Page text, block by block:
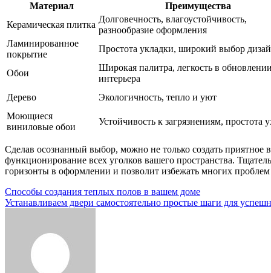
Материал
Преимущества
Керамическая плитка
Долговечность, влагоустойчивость,
разнообразие оформления
Ламинированное
покрытие
Простота укладки, широкий выбор
Обои
Широкая палитра, легкость в
интерьера
Дерево
Экологичность, тепло и уют
Моющиеся
виниловые обои
Устойчивость к загрязнениям, простота
Сделав осознанный выбор, можно не только создать приятное
функционирование всех уголков вашего пространства.
горизонты в оформлении и позволит избежать многих
Навигация
по
Способы создания теплых полов в вашем доме
Устанавливаем двери самостоятельно простые шаги для